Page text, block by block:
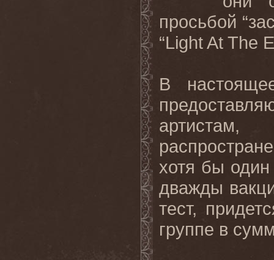
просьбой
“LightAt The
В
хотя бы один
дважды
тест,
группе в